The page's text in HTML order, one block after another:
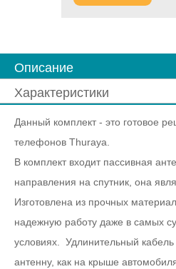
Описание
Характеристики
Данный комплект - это готовое
телефонов Thuraya.
В комплект входит пассивная
направления на спутник, она
Изготовлена из прочных
надежную работу даже в самых
условиях. Удлинительный кабель
антенну, как на крыше